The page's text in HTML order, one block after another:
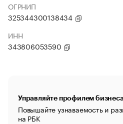
ОГРНИП
325344300138434
ИНН
343806053590
Управляйте профилем
Повышайте узнаваемость и
на РБК